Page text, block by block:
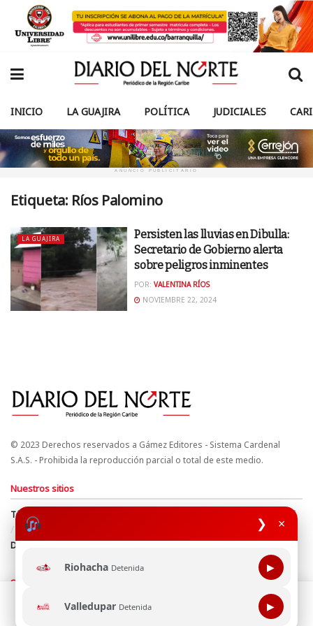
❯ ×
Riohacha Detenida ▶
Valledupar Detenida ▶
INICIO LA GUAJIRA POLÍTICA JUDICIALES
ANUNCIO PUBLICITARIO
Etiqueta: Ríos Palomino
LA GUAJIRA
Persisten las lluvias en Dibulla:
Secretario de Gobierno alerta
sobre peligros inminentes
POR: VALENTINA RÍOS
NOVIEMBRE 22, 2024
© 2023 Derechos reservados a Gámez Editores - Sistema Cardenal
S.A.S. - Prohibida la reproducción parcial o total de este medio.
Nuestros sitios
Términos y Condiciones
Derechos de Autor y Propiedad Intelectual
Política de uso de cookies
Política de Tratamiento de Datos
Directrices Editoriales
Síguenos
Esta página web usa cookie para mejorar tu experiencia de
navegación, al continuar aceptas nuestra política de uso de